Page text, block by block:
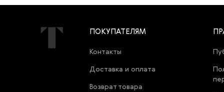
ПОКУПАТЕЛЯМ
Контакты
Доставка и оплата
Возврат товара